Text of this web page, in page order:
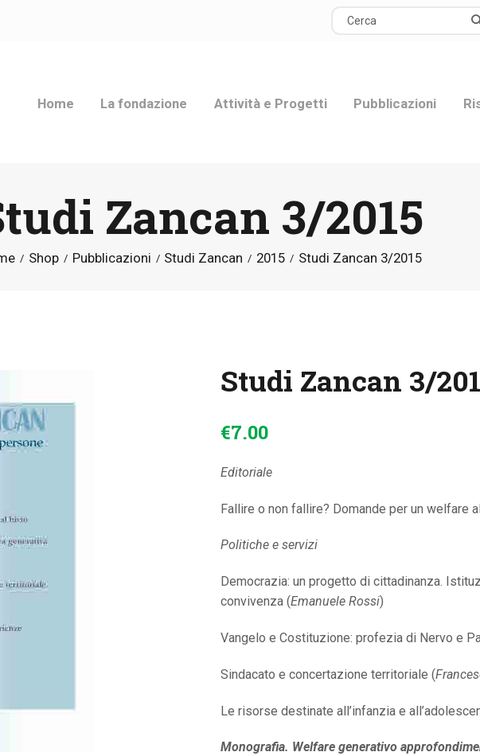
Home La fondazione Attività e Progetti Pubblicazioni
Zancan 3/2015
Shop Pubblicazioni Studi Zancan 2015 Studi Zancan 3/2015
ATTIVITÀ E
PUBBLICAZIONI
RISORSE
Studi Zancan 3/
€7.00
Editoriale
Fallire o non fallire? Domande per un welfare
Politiche e servizi
Democrazia: un progetto di cittadinanza.
convivenza (Emanuele Rossi)
Vangelo e Costituzione: profezia di Nervo e
Sindacato e concertazione territoriale (
Le risorse destinate all’infanzia e
Monografia. Welfare generativo